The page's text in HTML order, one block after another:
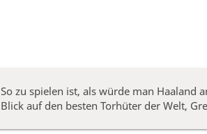
So zu spielen ist, als würde man Haaland
Blick auf den besten Torhüter der Welt,